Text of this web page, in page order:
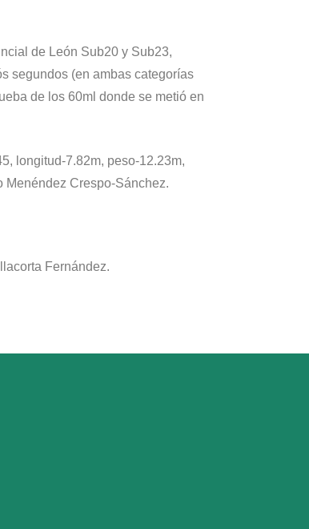
de León Sub20 y Sub23,
segundos (en ambas categorías
de los 60ml donde se metió en
longitud-7.82m, peso-12.23m,
Menéndez Crespo-Sánchez.
Fernández.